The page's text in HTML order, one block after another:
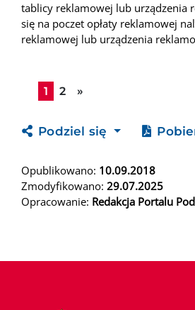
tablicy reklamowej lub urządzenia
się na poczet opłaty reklamowej
reklamowej lub urządzenia
1 2 »
Podziel się
Opublikowano: 10.09.2018
Zmodyfikowano: 29.07.2025
Opracowanie: Redakcja Portalu